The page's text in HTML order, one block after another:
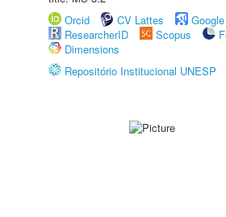
Orcid
CV Lattes
ResearcherID
Scopus
Dimensions
Repositório Institucional UNESP